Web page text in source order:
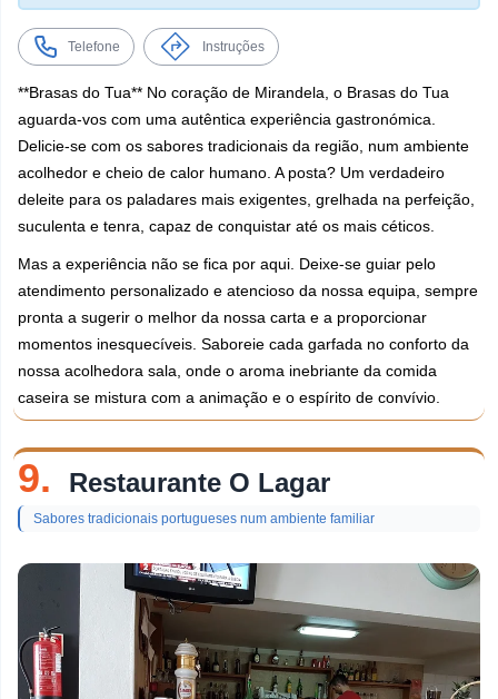
Telefone Instruções
**Brasas do Tua** No coração de Mirandela, o Brasas do Tua
aguarda-vos com uma autêntica experiência gastronómica.
Delicie-se com os sabores tradicionais da região, num ambiente
acolhedor e cheio de calor humano. A posta? Um verdadeiro
deleite para os paladares mais exigentes, grelhada na perfeição,
suculenta e tenra, capaz de conquistar até os mais céticos.
Mas a experiência não se fica por aqui. Deixe-se guiar pelo
atendimento personalizado e atencioso da nossa equipa, sempre
pronta a sugerir o melhor da nossa carta e a proporcionar
momentos inesquecíveis. Saboreie cada garfada no conforto da
nossa acolhedora sala, onde o aroma inebriante da comida
caseira se mistura com a animação e o espírito de convívio.
9. Restaurante O Lagar
Sabores tradicionais portugueses num ambiente familiar